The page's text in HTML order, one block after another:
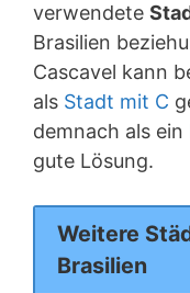
verwendete
Brasilien
Cascavel kann
als Stadt mit C
demnach als ein
gute Lösung.
Weitere
Brasilien